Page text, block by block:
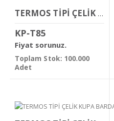
TERMOS TİPİ ÇELİK KUPA BARDAK 300 ML
KP-T85
Fiyat sorunuz.
Toplam Stok: 100.000
Adet